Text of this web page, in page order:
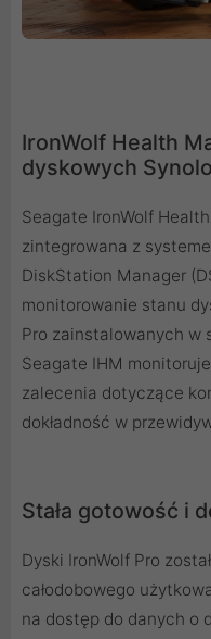
IronWolf Health
dyskowych
Seagate IronWolf
zintegrowana z
DiskStation Manager
monitorowanie stanu
Pro zainstalowanych w
Seagate IHM
zalecenia dotyczące
dokładność w
Stała gotowość i
Dyski IronWolf Pro
całodobowego
na dostęp do danych o